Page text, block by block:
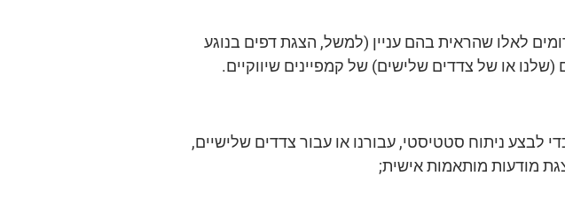
לאלו שהראית בהם עניין (למשל, הצגת דפים בנוגע
או של צדדים שלישים) של קמפיינים שיווקיים.
לבצע ניתוח סטטיסטי, עבורנו או עבור צדדים שלישיים,
מודעות מותאמות אישית;